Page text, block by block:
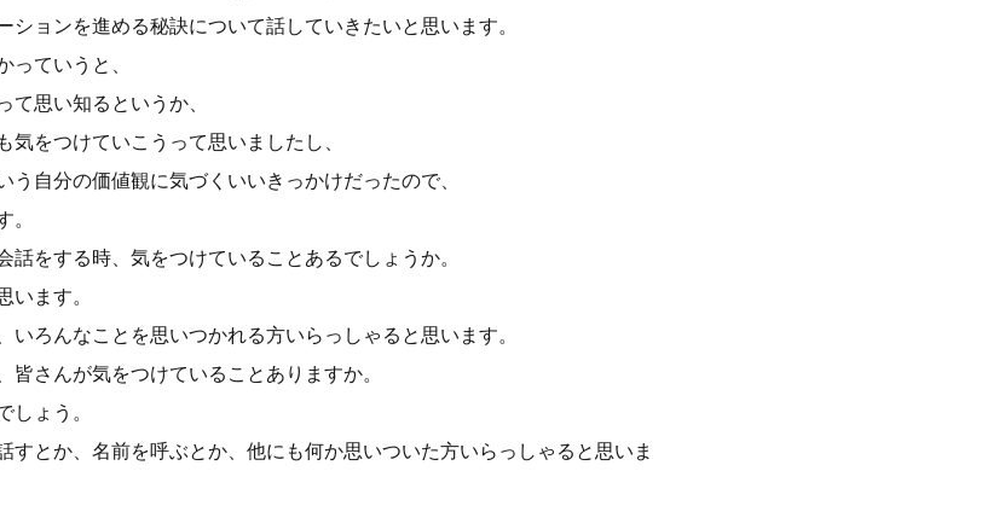
ョンを進める秘訣について話していきたいと思います。
っていうと、
思い知るというか、
をつけていこうって思いましたし、
自分の価値観に気づくいいきっかけだったので、
をする時、気をつけていることあるでしょうか。
います。
ろんなことを思いつかれる方いらっしゃると思います。
さんが気をつけていることありますか。
ょう。
すとか、名前を呼ぶとか、他にも何か思いついた方いらっしゃると思いま